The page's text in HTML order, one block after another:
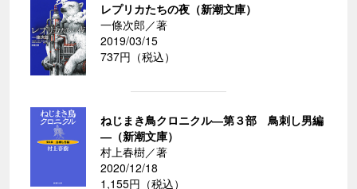
レプリカたちの夜（新潮文庫）
一條次郎／著
2019/03/15
737円（税込）
ねじまき鳥クロニクル―第３部 鳥刺し男編
―（新潮文庫）
村上春樹／著
2020/12/18
1,155円（税込）